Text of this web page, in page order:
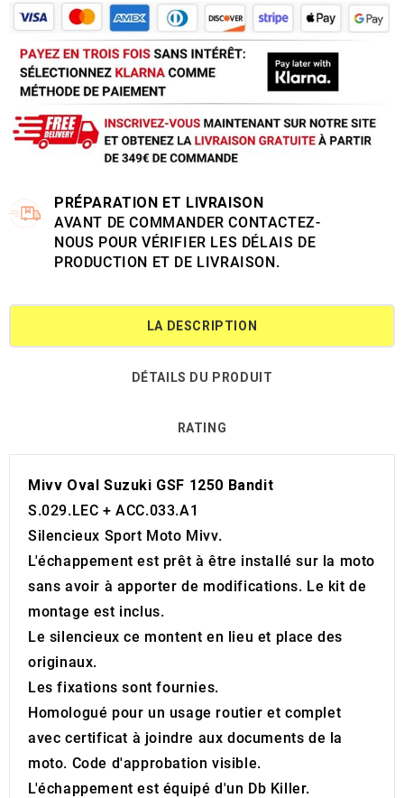
PRÉPARATION ET LIVRAISON
AVANT DE COMMANDER CONTACTEZ-
NOUS POUR VÉRIFIER LES DÉLAIS DE
PRODUCTION ET DE LIVRAISON.
LA DESCRIPTION
DÉTAILS DU PRODUIT
RATING
Mivv Oval Suzuki GSF 1250 Bandit
S.029.LEC + ACC.033.A1
Silencieux Sport Moto Mivv.
L'échappement est prêt à être installé sur la moto
sans avoir à apporter de modifications. Le kit de
montage est inclus.
Le silencieux ce montent en lieu et place des
originaux.
Les fixations sont fournies.
Homologué pour un usage routier et complet
avec certificat à joindre aux documents de la
moto. Code d'approbation visible.
L'échappement est équipé d'un Db Killer.